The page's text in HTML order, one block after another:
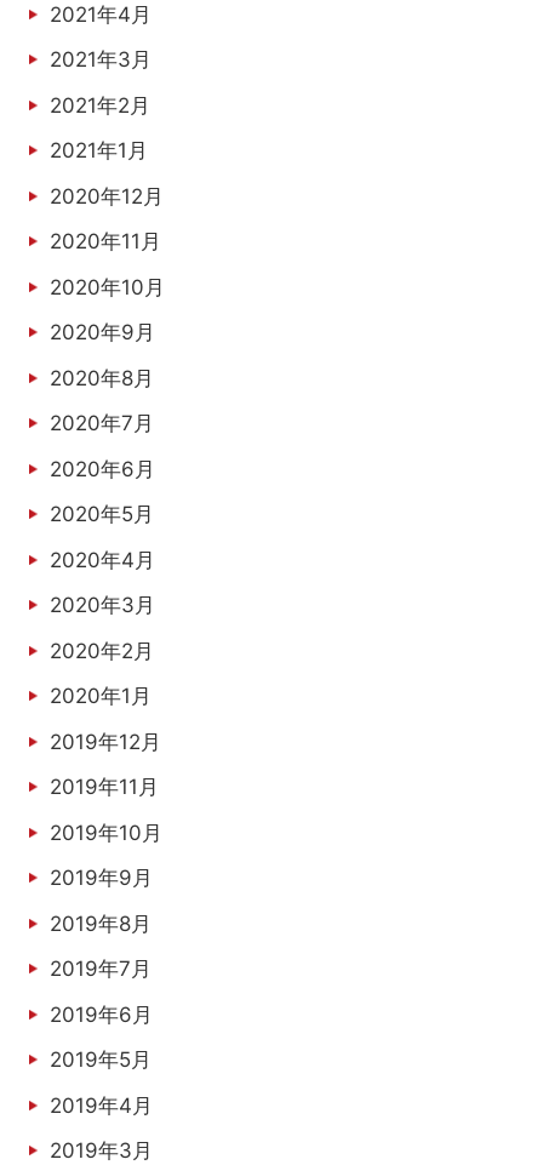
2021年4月
2021年3月
2021年2月
2021年1月
2020年12月
2020年11月
2020年10月
2020年9月
2020年8月
2020年7月
2020年6月
2020年5月
2020年4月
2020年3月
2020年2月
2020年1月
2019年12月
2019年11月
2019年10月
2019年9月
2019年8月
2019年7月
2019年6月
2019年5月
2019年4月
2019年3月